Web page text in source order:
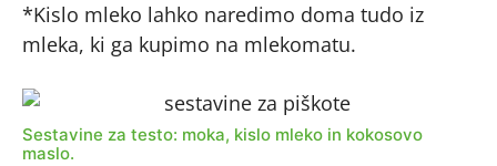
*Kislo mleko lahko naredimo doma tudo iz
mleka, ki ga kupimo na mlekomatu.
Sestavine za testo: moka, kislo mleko in kokosovo
maslo.